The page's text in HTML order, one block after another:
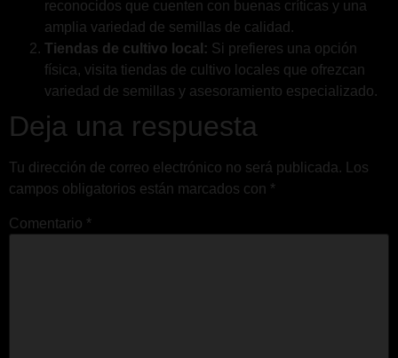
reconocidos que cuenten con buenas críticas y una
amplia variedad de semillas de calidad.
Tiendas de cultivo local: Si prefieres una opción
física, visita tiendas de cultivo locales que ofrezcan
variedad de semillas y asesoramiento especializado.
Deja una respuesta
Tu dirección de correo electrónico no será publicada.
Los
campos obligatorios están marcados con *
Comentario *